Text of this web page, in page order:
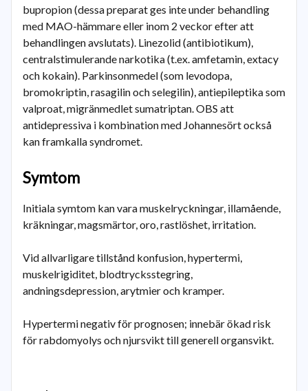
bupropion (dessa preparat ges inte under behandling
med MAO-hämmare eller inom 2 veckor efter att
behandlingen avslutats). Linezolid (antibiotikum),
centralstimulerande narkotika (t.ex. amfetamin, extacy
och kokain). Parkinsonmedel (som levodopa,
bromokriptin, rasagilin och selegilin), antiepileptika som
valproat, migränmedlet sumatriptan. OBS att
antidepressiva i kombination med Johannesört också
kan framkalla syndromet.
Symtom
Initiala symtom kan vara muskelryckningar, illamående,
kräkningar, magsmärtor, oro, rastlöshet, irritation.
Vid allvarligare tillstånd konfusion, hypertermi,
muskelrigiditet, blodtrycksstegring,
andningsdepression, arytmier och kramper.
Hypertermi negativ för prognosen; innebär ökad risk
för rabdomyolys och njursvikt till generell organsvikt.